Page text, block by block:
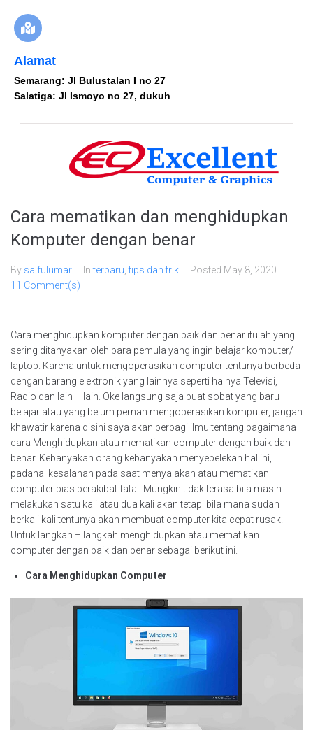
Alamat
Semarang: Jl Bulustalan I no 27
Salatiga: Jl Ismoyo no 27, dukuh
Cara mematikan dan menghidupkan
Komputer dengan benar
By saifulumar Interbaru ,tips dan trik Posted May 8, 2020
11 Comment(s)
Cara menghidupkan komputer dengan baik dan benar itulah yang
sering ditanyakan oleh para pemula yang ingin belajar komputer/
laptop. Karena untuk mengoperasikan computer tentunya berbeda
dengan barang elektronik yang lainnya seperti halnya Televisi,
Radio dan lain – lain. Oke langsung saja buat sobat yang baru
belajar atau yang belum pernah mengoperasikan komputer, jangan
khawatir karena disini saya akan berbagi ilmu tentang bagaimana
cara Menghidupkan atau mematikan computer dengan baik dan
benar. Kebanyakan orang kebanyakan menyepelekan hal ini,
padahal kesalahan pada saat menyalakan atau mematikan
computer bias berakibat fatal. Mungkin tidak terasa bila masih
melakukan satu kali atau dua kali akan tetapi bila mana sudah
berkali kali tentunya akan membuat computer kita cepat rusak.
Untuk langkah – langkah menghidupkan atau mematikan
computer dengan baik dan benar sebagai berikut ini.
Cara Menghidupkan Computer